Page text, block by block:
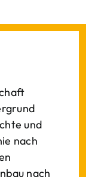
und
nach
nach